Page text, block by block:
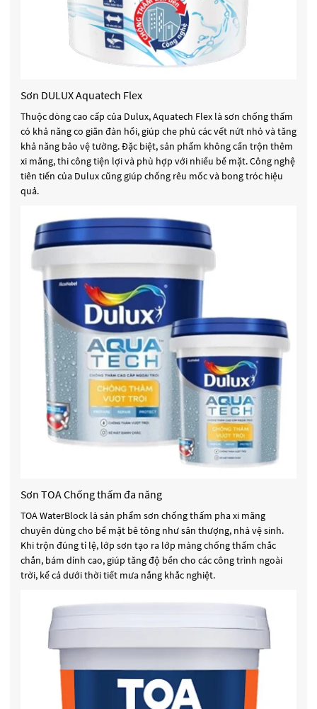
Sơn DULUX Aquatech Flex
Thuộc dòng cao cấp của Dulux, Aquatech Flex là sơn chống thấm
có khả năng co giãn đàn hồi, giúp che phủ các vết nứt nhỏ và tăng
khả năng bảo vệ tường. Đặc biệt, sản phẩm không cần trộn thêm
xi măng, thi công tiện lợi và phù hợp với nhiều bề mặt. Công nghệ
tiên tiến của Dulux cũng giúp chống rêu mốc và bong tróc hiệu
quả.
Sơn TOA Chống thấm đa năng
TOA WaterBlock là sản phẩm sơn chống thấm pha xi măng
chuyên dùng cho bề mặt bê tông như sân thượng, nhà vệ sinh.
Khi trộn đúng tỉ lệ, lớp sơn tạo ra lớp màng chống thấm chắc
chắn, bám dính cao, giúp tăng độ bền cho các công trình ngoài
trời, kể cả dưới thời tiết mưa nắng khắc nghiệt.